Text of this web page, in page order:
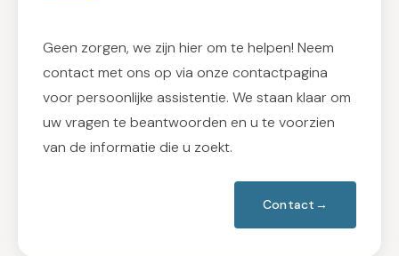
Geen zorgen, we zijn hier om te helpen! Neem
contact met ons op via onze contactpagina
voor persoonlijke assistentie. We staan klaar om
uw vragen te beantwoorden en u te voorzien
van de informatie die u zoekt.
Contact